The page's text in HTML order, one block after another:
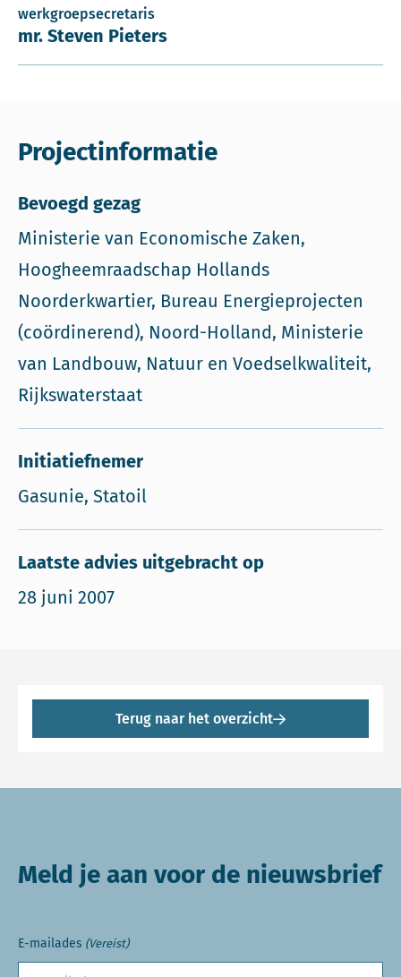
werkgroepsecretaris
mr. Steven Pieters
Projectinformatie
Bevoegd gezag
Ministerie van Economische Zaken,
Hoogheemraadschap Hollands
Noorderkwartier, Bureau Energieprojecten
(coördinerend), Noord-Holland, Ministerie
van Landbouw, Natuur en Voedselkwaliteit,
Rijkswaterstaat
Initiatiefnemer
Gasunie, Statoil
Laatste advies uitgebracht op
28 juni 2007
Terug naar het overzicht
Meld je aan voor de nieuwsbrief
E-mailades (Vereist)